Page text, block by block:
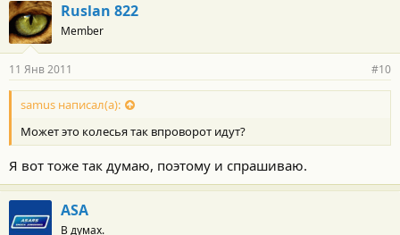
Ruslan 822
Member
11 Янв 2011 #10
samus написал(а):
Может это колесья так впроворот идут?
Я вот тоже так думаю, поэтому и спрашиваю.
ASA
В думах.